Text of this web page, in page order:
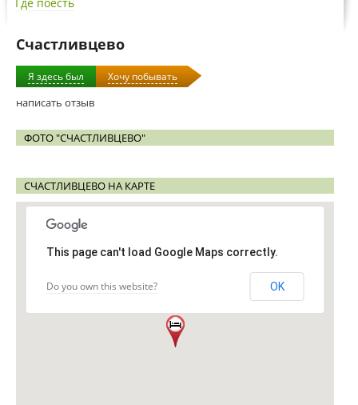
Счастливцево
Я здесь был Хочу побывать
написать отзыв
ФОТО "СЧАСТЛИВЦЕВО"
СЧАСТЛИВЦЕВО НА КАРТЕ
This page can't load Google Maps correctly.
Do you own this website? OK